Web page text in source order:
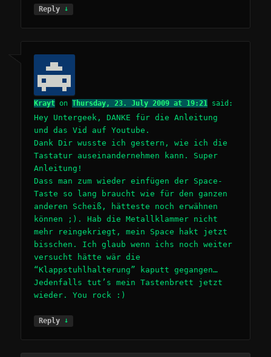
Reply ↓
Krayt onThursday, 23. July 2009 at 19:21 said:
Hey Untergeek, DANKE für die Anleitung
und das Vid auf Youtube.
Dank Dir wusste ich gestern, wie ich die
Tastatur auseinandernehmen kann. Super
Anleitung!
Dass man zum wieder einfügen der Space-
Taste so lang braucht wie für den ganzen
anderen Scheiß, hätteste noch erwähnen
können ;). Hab die Metallklammer nicht
mehr reingekriegt, mein Space hakt jetzt
bisschen. Ich glaub wenn ichs noch weiter
versucht hätte wär die
“Klappstuhlhalterung” kaputt gegangen…
Jedenfalls tut’s mein Tastenbrett jetzt
wieder. You rock :)
Reply ↓